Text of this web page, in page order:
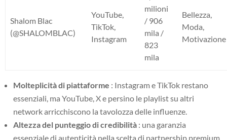
Shalom Blac
(@SHALOMBLAC)
YouTube,
TikTok,
Instagram
milioni
/ 906
mila /
823
mila
Bellezza,
Moda,
Motivazione
Molteplicità di piattaforme : Instagram e TikTok restano
essenziali, ma YouTube, X e persino le playlist su altri
network arricchiscono la tavolozza delle influenze.
Altezza del punteggio di credibilità : una garanzia
essenziale di autenticità nella scelta di partnership premium.